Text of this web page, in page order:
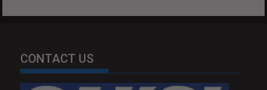
CONTACT US